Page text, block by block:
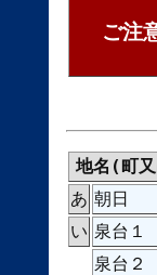
ご注
地名(町
あ 朝日
い 泉台１
泉台２